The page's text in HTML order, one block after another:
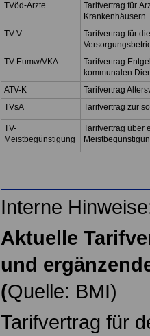
TVöd-Ärzte
Tarifvertrag für
Krankenhäusern
TV-V
Tarifvertrag für
TV-Eumw/VKA
Tarifvertrag
kommunalen
ATV-K
Tarifvertrag
TVsA
Tarifvertrag zur
TV-
Meistbegünstigung
Tarifvertrag über
Interne
Aktuelle
und
(Quelle: BMI)
Tarifvertrag für